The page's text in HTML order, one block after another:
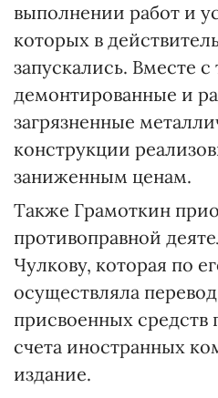
выполнении работ и
которых в
запускались. Вместе с
демонтированные и
загрязненные
конструкции
заниженным ценам.
Также Грамоткин
противоправной
Чулкову, которая по
осуществляла
присвоенных средств
счета иностранных
издание.